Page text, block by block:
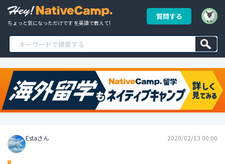
ちょっと気になっただけです を英語で教えて!
質問する
Estaさん 2020/02/13 00:00